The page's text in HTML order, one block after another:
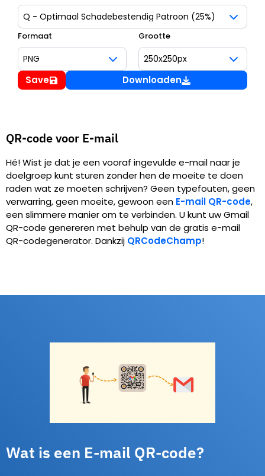
Formaat Grootte
Save Downloaden
QR-code voor E-mail
Hé! Wist je dat je een vooraf ingevulde e-mail naar je
doelgroep kunt sturen zonder hen de moeite te doen
raden wat ze moeten schrijven? Geen typefouten, geen
verwarring, geen moeite, gewoon een E-mail QR-code,
een slimmere manier om te verbinden. U kunt uw Gmail
QR-code genereren met behulp van de gratis e-mail
QR-codegenerator. Dankzij QRCodeChamp!
Wat is een E-mail QR-code?